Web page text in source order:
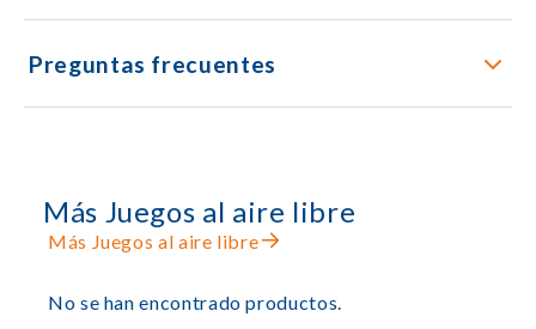
Preguntas frecuentes
Más Juegos al aire libre
Más Juegos al aire libre
No se han encontrado productos.